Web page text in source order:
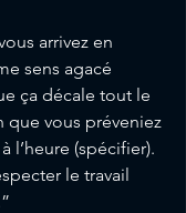
arrivez en
sens agacé
ça décale tout le
que vous préveniez
l’heure (spécifier).
le travail